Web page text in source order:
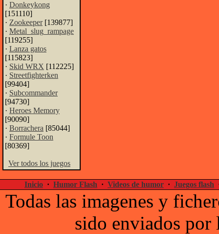
· Donkeykong
[151110]
· Zookeeper[139877]
· Metal_slug_rampage
[119255]
· Lanza gatos
[115823]
· Skid WRX [112225]
· Streetfighterken
[99404]
· Subcommander
[94730]
· Heroes Memory
[90090]
· Borrachera [85044]
· Formule Toon
[80369]
Ver todos los juegos
Inicio · Humor Flash · Videos de humor · Juegos flash
Todas las imagenes y
sido enviados por